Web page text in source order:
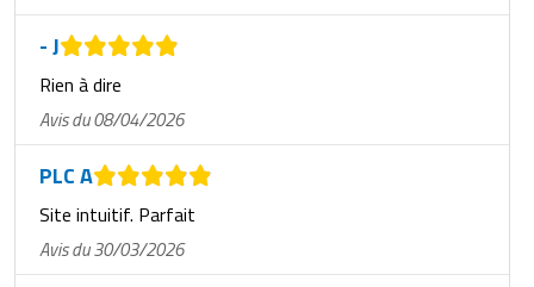
- J
Rien à dire
Avis du 08/04/2026
PLC A
Site intuitif. Parfait
Avis du 30/03/2026